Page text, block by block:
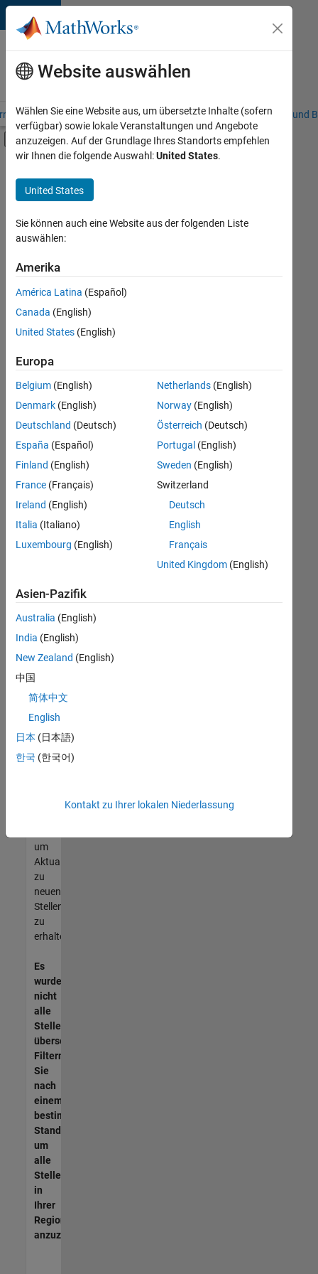
Weiter zum Inhalt
Karriere
bei
MathWorks
– Übersicht Stellensuche Niederlassungen Studierende und
Umschaltung für Off-Canvas-
Hauptinhalt
Commercial Sales
Customer Support
Finance and Operations
+2
Derzeit
es
keine
offenen
Stellen,
Ihren
Suchkriterien
entsprechen.
können
die
Suchkriterien
weiter
fassen
oder
alle
Stellenangebote
anzeigen .
noch
keine
offenen
Stellen
können,
die
Ihren
entsprechen,
werden
unseres
um
Aktualisierungen
zu
neuen
Stellenangeboten
zu
erhalten.
Es
wurden
nicht
alle
Stellen
übersetzt.
Filtern
Sie
nach
einem
bestimmten
Standort,
um
alle
Stellenangebote
in
Ihrer
Region
anzuzeigen.
Website auswählen
Wählen Sie eine Website aus, um übersetzte Inhalte (sofern
verfügbar) sowie lokale Veranstaltungen und Angebote
anzuzeigen. Auf der Grundlage Ihres Standorts empfehlen
wir Ihnen die folgende Auswahl:United States.
United States
Sie können auch eine Website aus der folgenden Liste
auswählen:
Amerika
América Latina (Español)
Canada (English)
United States (English)
Europa
Belgium (English)
Denmark (English)
Deutschland (Deutsch)
España (Español)
Finland (English)
France (Français)
Ireland (English)
Italia (Italiano)
Luxembourg (English)
Netherlands(English)
Norway(English)
Österreich (Deutsch)
Portugal (English)
Sweden (English)
Switzerland
Deutsch
English
Français
United Kingdom(English)
Asien-Pazifik
Australia (English)
India (English)
New Zealand (English)
中国
简体中文
English
日本 (日本語)
한국 (한국어)
Kontakt zu Ihrer lokalen Niederlassung